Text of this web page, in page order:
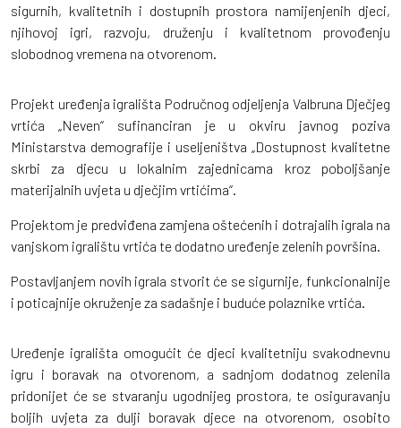
sigurnih, kvalitetnih i dostupnih prostora namijenjenih djeci,
njihovoj igri, razvoju, druženju i kvalitetnom provođenju
slobodnog vremena na otvorenom.
Projekt uređenja igrališta Područnog odjeljenja Valbruna Dječjeg
vrtića „Neven“ sufinanciran je u okviru javnog poziva
Ministarstva demografije i useljeništva „Dostupnost kvalitetne
skrbi za djecu u lokalnim zajednicama kroz poboljšanje
materijalnih uvjeta u dječjim vrtićima“.
Projektom je predviđena zamjena oštećenih i dotrajalih igrala na
vanjskom igralištu vrtića te dodatno uređenje zelenih površina.
Postavljanjem novih igrala stvorit će se sigurnije, funkcionalnije
i poticajnije okruženje za sadašnje i buduće polaznike vrtića.
Uređenje igrališta omogućit će djeci kvalitetniju svakodnevnu
igru i boravak na otvorenom, a sadnjom dodatnog zelenila
pridonijet će se stvaranju ugodnijeg prostora, te osiguravanju
boljih uvjeta za dulji boravak djece na otvorenom, osobito